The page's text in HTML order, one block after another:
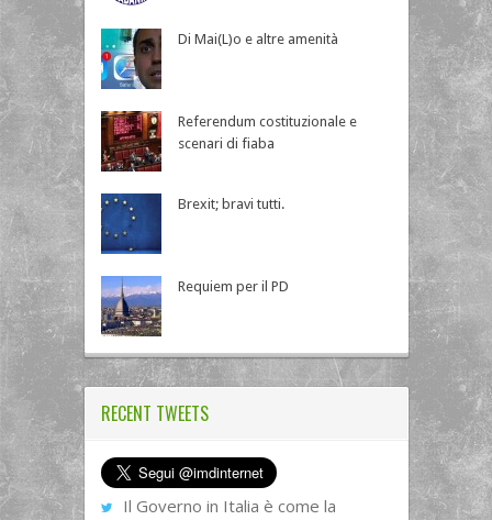
Di Mai(L)o e altre amenità
Referendum costituzionale e
scenari di fiaba
Brexit; bravi tutti.
Requiem per il PD
RECENT TWEETS
Il Governo in Italia è come la